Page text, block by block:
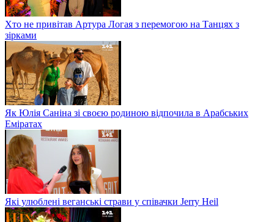
Хто не привітав Артура Логая з перемогою на Танцях з
зірками
Як Юлія Саніна зі своєю родиною відпочила в Арабських
Еміратах
Які улюблені веганські страви у співачки Jerry Heil